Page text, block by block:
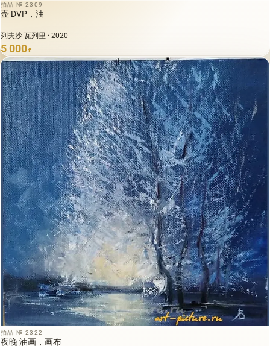
拍品 № 2309
壶 DVP，油
列夫沙 瓦列里 · 2020
5 000 ₽
拍品 № 2322
夜晚 油画，画布